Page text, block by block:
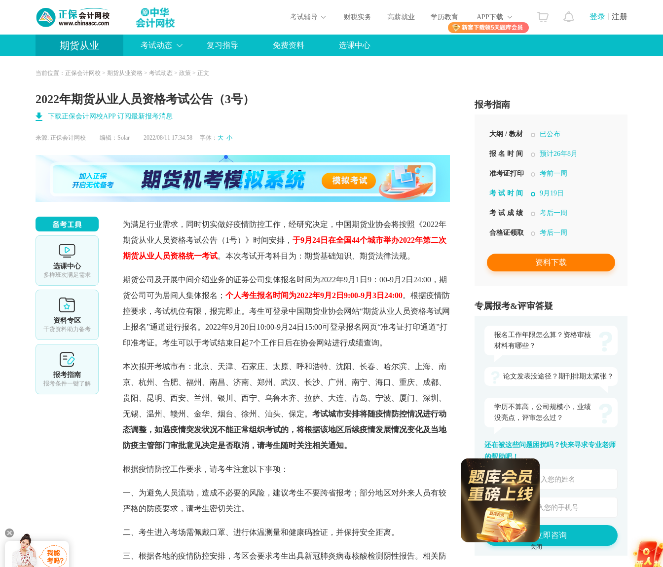
登录 注册
考试辅导 财税实务 高薪就业 学历教育 APP下载
期货从业 考试动态 复习指导 免费资料 选课中心
当前位置： 正保会计网校 > 期货从业资格 > 考试动态 > 政策 > 正文
2022年期货从业人员资格考试公告（3号）
下载正保会计网校APP 订阅最新报考消息
来源: 正保会计网校 编辑：Solar 2022/08/11 17:34:58 字体： 大 小
选课中心
多样班次满足需求
资料专区
干货资料助力备考
报考指南
报考条件一键了解
为满足行业需求，同时切实做好疫情防控工作，经研究决定，中国期货业协会将按照《2022年
期货从业人员资格考试公告（1号）》时间安排， 于9月24日在全国44个城市举办2022年第二次
期货从业人员资格统一考试。本次考试开考科目为：期货基础知识、期货法律法规。
期货公司及开展中间介绍业务的证券公司集体报名时间为2022年9月1日9：00-9月2日24:00，期
货公司可为居间人集体报名； 个人考生报名时间为2022年9月2日9:00-9月3日24:00。根据疫情防
控要求，考试机位有限，报完即止。考生可登录中国期货业协会网站“期货从业人员资格考试网
上报名”通道进行报名。2022年9月20日10:00-9月24日15:00可登录报名网页“准考证打印通道”打
印准考证。考生可以于考试结束日起7个工作日后在协会网站进行成绩查询。
本次拟开考城市有：北京、天津、石家庄、太原、呼和浩特、沈阳、长春、哈尔滨、上海、南
京、杭州、合肥、福州、南昌、济南、郑州、武汉、长沙、广州、南宁、海口、重庆、成都、
贵阳、昆明、西安、兰州、银川、西宁、乌鲁木齐、拉萨、大连、青岛、宁波、厦门、深圳、
无锡、温州、赣州、金华、烟台、徐州、汕头、保定。 考试城市安排将随疫情防控情况进行动
态调整，如遇疫情突发状况不能正常组织考试的，将根据该地区后续疫情发展情况变化及当地
防疫主管部门审批意见决定是否取消，请考生随时关注相关通知。
根据疫情防控工作要求，请考生注意以下事项：
一、为避免人员流动，造成不必要的风险，建议考生不要跨省报考；部分地区对外来人员有较
严格的防疫要求，请考生密切关注。
二、考生进入考场需佩戴口罩、进行体温测量和健康码验证，并保持安全距离。
三、根据各地的疫情防控安排，考区会要求考生出具新冠肺炎病毒核酸检测阴性报告。相关防
报考指南
大纲 / 教材 已公布
报 名 时 间 预计26年8月
准考证打印 考前一周
考 试 时 间 9月19日
考 试 成 绩 考后一周
合格证领取 考后一周
资料下载
专属报考&评审答疑
报名工作年限怎么算？资格审核
材料有哪些？
论文发表没途径？期刊排期太紧张？
学历不算高，公司规模小，业绩
没亮点，评审怎么过？
还在被这些问题困扰吗？快来寻求专业老师
的帮助吧！
立即咨询